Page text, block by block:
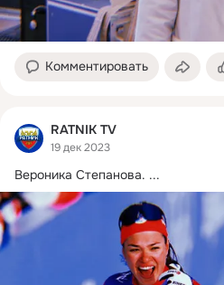
Комментировать
RATNIK TV
19 дек 2023
Вероника Степанова. ...